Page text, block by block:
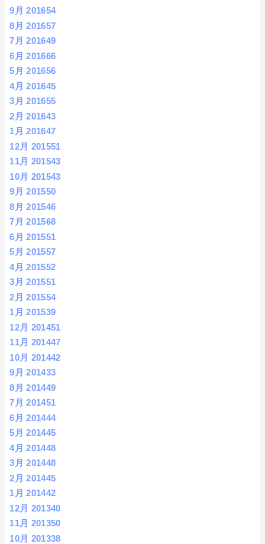
9月 201654
8月 201657
7月 201649
6月 201666
5月 201656
4月 201645
3月 201655
2月 201643
1月 201647
12月 201551
11月 201543
10月 201543
9月 201550
8月 201546
7月 201568
6月 201551
5月 201557
4月 201552
3月 201551
2月 201554
1月 201539
12月 201451
11月 201447
10月 201442
9月 201433
8月 201449
7月 201451
6月 201444
5月 201445
4月 201448
3月 201448
2月 201445
1月 201442
12月 201340
11月 201350
10月 201338